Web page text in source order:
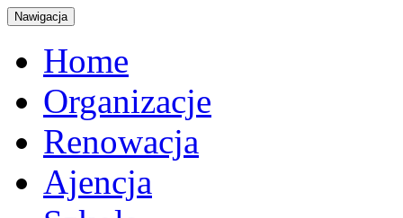
Nawigacja
Home
Organizacje
Renowacja
Ajencja